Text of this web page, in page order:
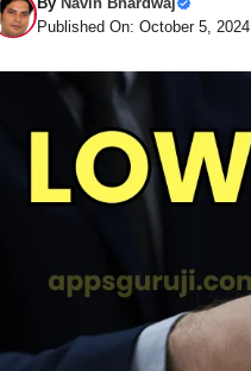
Published On: October 5, 2024